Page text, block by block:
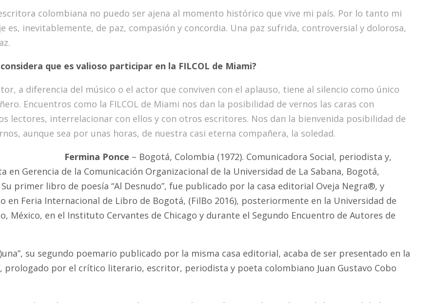
colombiana no puedo ser ajena al momento histórico que vive mi país. Por lo tanto mi
es, inevitablemente, de paz, compasión y concordia. Una paz sufrida, controversial y dolorosa,
que es valioso participar en la FILCOL de Miami?
a diferencia del músico o el actor que conviven con el aplauso, tiene al silencio como único
Encuentros como la FILCOL de Miami nos dan la posibilidad de vernos las caras con
lectores, interrelacionar con ellos y con otros escritores. Nos dan la bienvenida posibilidad de
aunque sea por unas horas, de nuestra casi eterna compañera, la soledad.
Fermina Ponce – Bogotá, Colombia (1972). Comunicadora Social, periodista y,
en Gerencia de la Comunicación Organizacional de la Universidad de La Sabana, Bogotá,
primer libro de poesía “Al Desnudo”, fue publicado por la casa editorial Oveja Negra®, y
en Feria Internacional de Libro de Bogotá, (FilBo 2016), posteriormente en la Universidad de
México, en el Instituto Cervantes de Chicago y durante el Segundo Encuentro de Autores de
su segundo poemario publicado por la misma casa editorial, acaba de ser presentado en la
prologado por el crítico literario, escritor, periodista y poeta colombiano Juan Gustavo Cobo